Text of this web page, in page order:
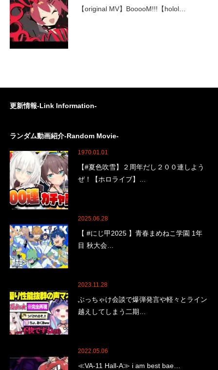
【original MV】BooooM!!!【holol…
更新情報-Link Information-
ランダム動画紹介-Random Movie-
1970.01.01
【#夏色吹雪】２周年だし２００連しよう
ぜ！【ホロライブ】…
2025.06.28
【 #にじ甲2025 】青春まめねこ学園 1年
目 秋大会…
2023.11.28
ぶっちゃけ会談で爆弾発言や軽々とライン
越えしてしまう二期…
2022.05.06
≪VA-11 Hall-A≫ i am best bae…